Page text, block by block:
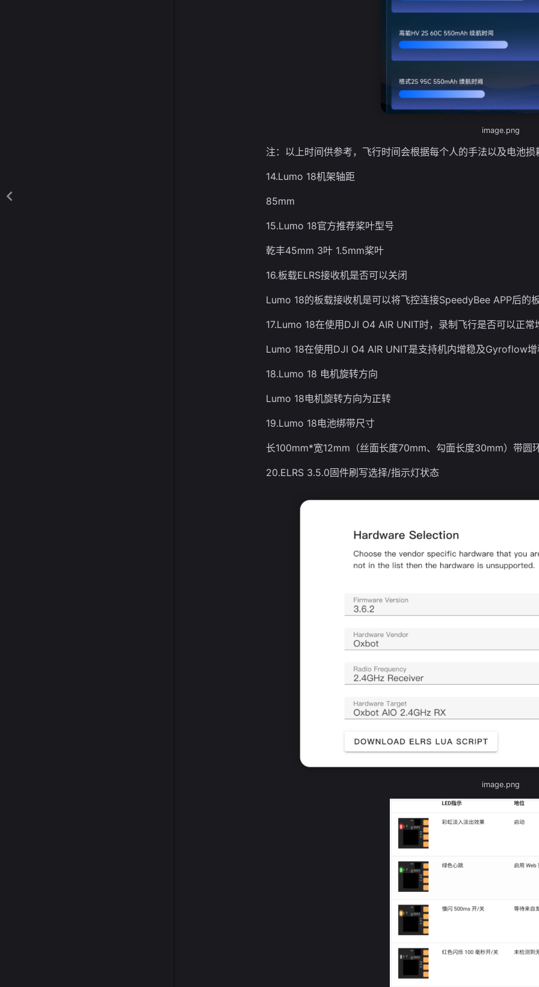
image.png
注：以上时间供参考，飞行时间会根据每个人的手法以及电池损
14.Lumo 18机架轴距
85mm
15.Lumo 18官方推荐桨叶型号
乾丰45mm 3叶 1.5mm桨叶
16.板载ELRS接收机是否可以关闭
Lumo 18的板载接收机是可以将飞控连接SpeedyBee APP后的
17.Lumo 18在使用DJI O4 AIR UNIT时，录制飞行是否可以正常
Lumo 18在使用DJI O4 AIR UNIT是支持机内增稳及Gyroflow
18.Lumo 18 电机旋转方向
Lumo 18电机旋转方向为正转
19.Lumo 18电池绑带尺寸
长100mm*宽12mm（丝面长度70mm、勾面长度30mm）带圆
20.ELRS 3.5.0固件刷写选择/指示灯状态
image.png